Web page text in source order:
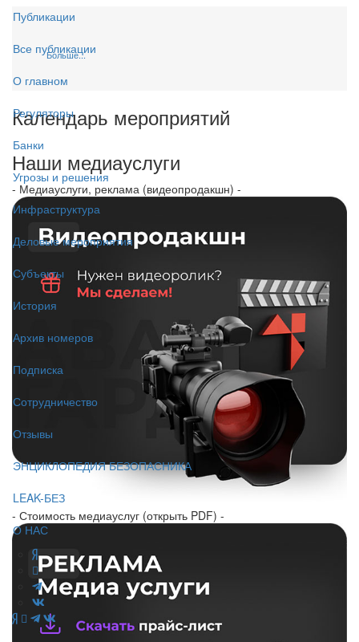
Публикации
Все публикации
О главном
Регуляторы
Банки
Угрозы и решения
Инфраструктура
Деловые мероприятия
Субъекты
История
Архив номеров
Подписка
Сотрудничество
Отзывы
ЭНЦИКЛОПЕДИЯ БЕЗОПАСНИКА
LEAK-БЕЗ
О НАС
Больше...
Календарь мероприятий
Наши медиауслуги
- Медиауслуги, реклама (видеопродакшн) -
- Стоимость медиауслуг (открыть PDF) -